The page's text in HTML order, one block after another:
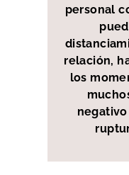
personal
relación,
los